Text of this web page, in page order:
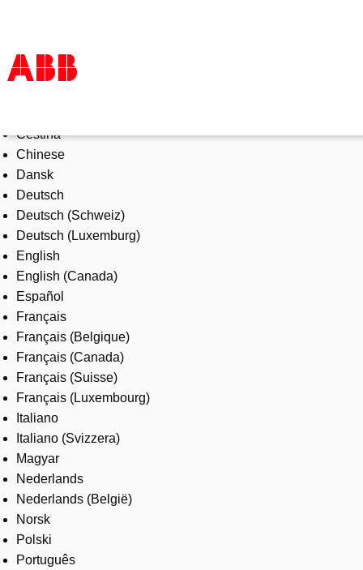
Tuotteet ja järjestelmät
Toimialat
Palvelut
ABB lyhyesti
Mistä ostaa
Ota yhteyttä
ABB-uralle
Čeština
Chinese
Dansk
Deutsch
Deutsch (Schweiz)
Deutsch (Luxemburg)
English
English (Canada)
Español
Français
Français (Belgique)
Français (Canada)
Français (Suisse)
Français (Luxembourg)
Italiano
Italiano (Svizzera)
Magyar
Nederlands
Nederlands (België)
Norsk
Polski
Português